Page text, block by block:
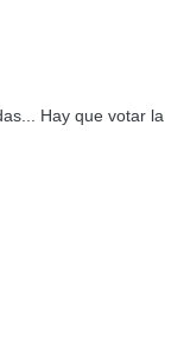
Hay que votar la